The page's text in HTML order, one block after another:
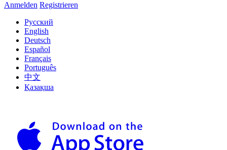
Anmelden Registrieren
Русский
English
Deutsch
Español
Français
Português
中文
Қазақша